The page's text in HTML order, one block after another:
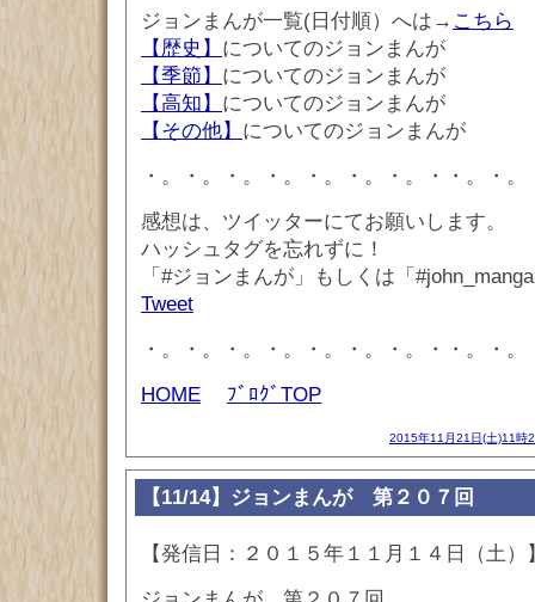
ジョンまんが一覧(日付順）へは→ こちら
【歴史】 についてのジョンまんが
【季節】 についてのジョンまんが
【高知】 についてのジョンまんが
【その他】 についてのジョンまんが
・。・。・。・。・。・。・。・・。・
感想は、ツイッターにてお願いします。
ハッシュタグを忘れずに！
「#ジョンまんが」もしくは「
Tweet
・。・。・。・。・。・。・。・・。・
HOME
ﾌﾞﾛｸﾞTOP
2015年11月21日(土)11時
【11/14】ジョンまんが 第２０７回
【発信日：２０１５年１１月１４日（土）